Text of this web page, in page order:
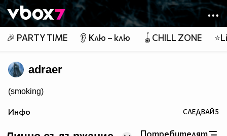
Member of
👾
🎉 PARTY TIME 👂 Клю – клю 🪀CHILL ZONE
adraer
(smoking)
Инфо СЛЕДВАЙ5
Потребителят